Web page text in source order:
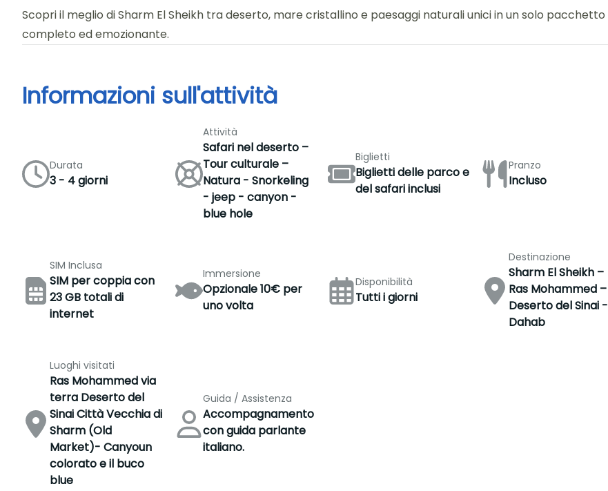
Scopri il meglio di Sharm El Sheikh tra deserto, mare cristallino e paesaggi naturali unici in un solo pacchetto
completo ed emozionante.
Informazioni sull'attività
Durata
3 - 4 giorni
Attività
Safari nel deserto –
Tour culturale –
Natura - Snorkeling
- jeep - canyon -
blue hole
Biglietti
Biglietti delle parco e
del safari inclusi
Pranzo
Incluso
SIM Inclusa
SIM per coppia con
23 GB totali di
internet
Immersione
Opzionale 10€ per
uno volta
Disponibilità
Tutti i giorni
Destinazione
Sharm El Sheikh –
Ras Mohammed –
Deserto del Sinai -
Dahab
Luoghi visitati
Ras Mohammed via
terra Deserto del
Sinai Città Vecchia di
Sharm (Old
Market)- Canyoun
colorato e il buco
blue
Guida / Assistenza
Accompagnamento
con guida parlante
italiano.